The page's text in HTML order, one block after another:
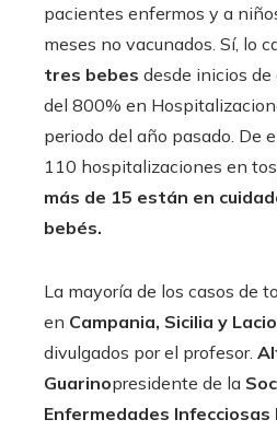
pacientes enfermos y a
meses no vacunados. Sí, lo
tres bebes desde inicios
del 800% en
periodo del año pasado. De
110 hospitalizaciones en
más de 15 están en
bebés.
La mayoría de los casos de
en Campania, Sicilia y
divulgados por el profesor.
Guarinopresidente de la
Enfermedades